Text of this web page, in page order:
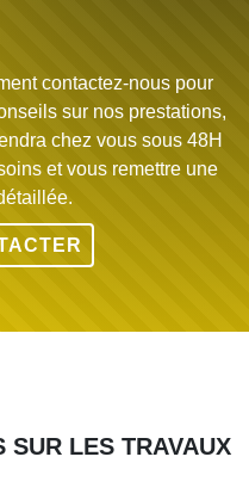
contactez-nous pour
sur nos prestations,
chez vous sous 48H
et vous remettre une
SUR LES TRAVAUX